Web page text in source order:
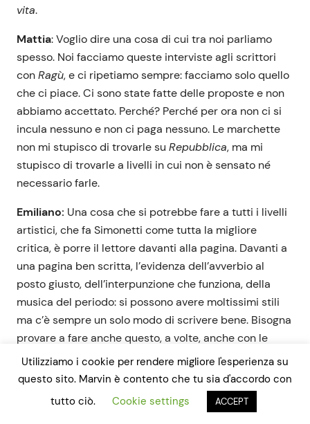
vita.
Mattia: Voglio dire una cosa di cui tra noi parliamo
spesso. Noi facciamo queste interviste agli scrittori
conRagù, e ci ripetiamo sempre: facciamo solo quello
che ci piace. Ci sono state fatte delle proposte e non
abbiamo accettato. Perché? Perché per ora non ci si
incula nessuno e non ci paga nessuno. Le marchette
non mi stupisco di trovarle su Repubblica, ma mi
stupisco di trovarle a livelli in cui non è sensato né
necessario farle.
Emiliano: Una cosa che si potrebbe fare a tutti i livelli
artistici, che fa Simonetti come tutta la migliore
critica, è porre il lettore davanti alla pagina. Davanti a
una pagina ben scritta, l’evidenza dell’avverbio al
posto giusto, dell’interpunzione che funziona, della
musica del periodo: si possono avere moltissimi stili
ma c’è sempre un solo modo di scrivere bene. Bisogna
provare a fare anche questo, a volte, anche con le
pagine scritte male: far sentire il clic di cui diceva Leo
Sptizer. Con il lavoro di editing speriamo di aver
Utilizziamo i cookie per rendere migliore l'esperienza su
questo sito. Marvin è contento che tu sia d'accordo con
tutto ciò.
Cookie settings ACCEPT